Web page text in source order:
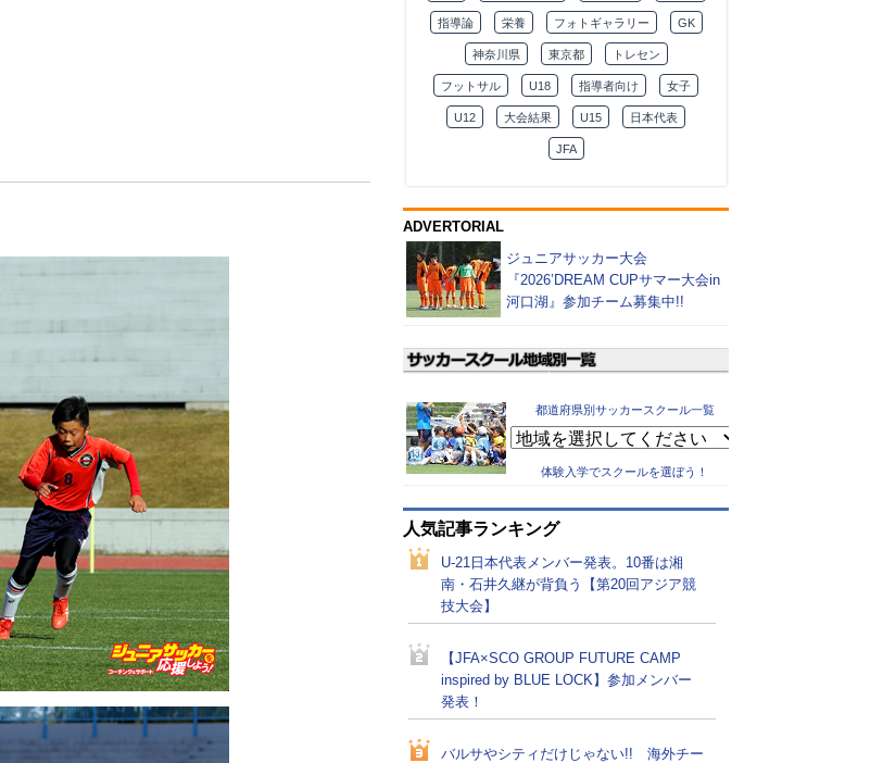
指導論 栄養 フォトギャラリー GK
神奈川県 東京都 トレセン
フットサル U18 指導者向け 女子
U12 大会結果 U15 日本代表
JFA
ADVERTORIAL
ジュニアサッカー大会
『2026’DREAM CUPサマー大会in
河口湖』参加チーム募集中!!
都道府県別サッカースクール一覧
体験入学でスクールを選ぼう！
人気記事ランキング
U-21日本代表メンバー発表。10番は湘
南・石井久継が背負う【第20回アジア競
技大会】
【JFA×SCO GROUP FUTURE CAMP
inspired by BLUE LOCK】参加メンバー
発表！
バルサやシティだけじゃない!! 海外チー